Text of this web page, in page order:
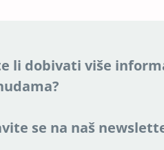
li dobivati više
se na naš